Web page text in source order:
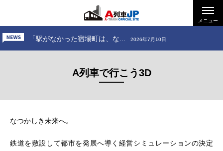
メニュー
「お出かけ、小田急電鉄 ～...
「お出かけ、道南いさりび鉄... 2026年7月24日
「駅がなかった宿場町は、な... 2026年7月10日
「お出かけ、道南いさりび鉄... 2026年7月24日
A列車で行こう3D
なつかしき未来へ。
鉄道を敷設して都市を発展へ導く経営シミュレーションの決定